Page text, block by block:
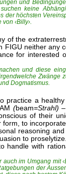
und
keine
der höchsten
‹Billy›.
of the
FIGU neither any
for interested
und diese
Zwänge
Dogmatismus.
practice a healthy
(beam=Strahl)
of their
to
reasoning and
to
handle with
im Umgang mit
der